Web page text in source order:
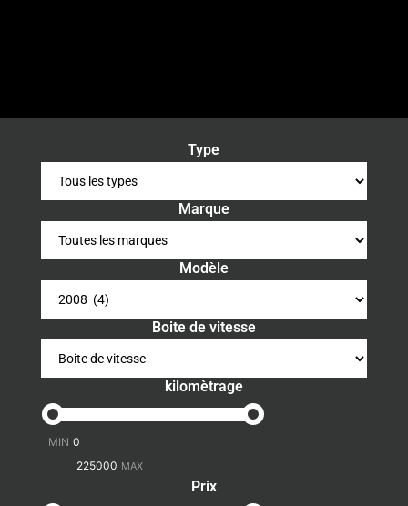
Type
Marque
Modèle
Boite de vitesse
kilomètrage
Prix